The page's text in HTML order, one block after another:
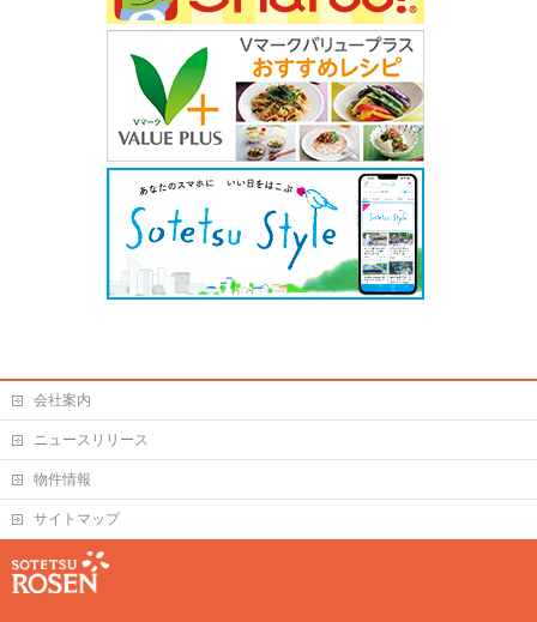
会社案内
ニュースリリース
物件情報
サイトマップ